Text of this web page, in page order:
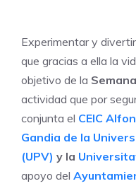
Experimentar y
que gracias a ella la
objetivo de la
actividad que por
conjunta el CEIC
Gandia de la
(UPV) y la
apoyo del